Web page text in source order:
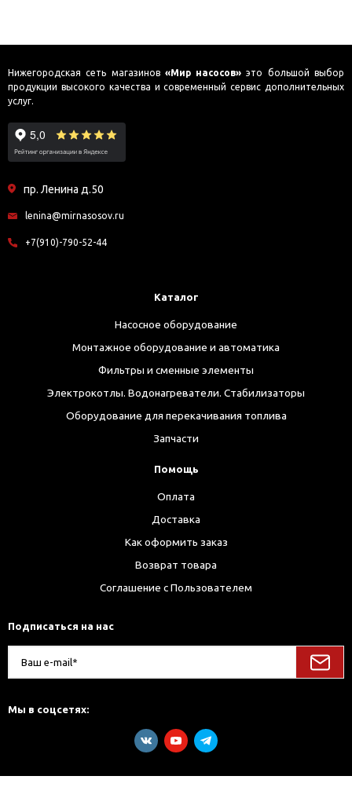
Нижегородская сеть магазинов «Мир насосов» это большой выбор
продукции высокого качества и современный сервис дополнительных
услуг.
пр. Ленина д.50
lenina@mirnasosov.ru
+7(910)-790-52-44
Каталог
Насосное оборудование
Монтажное оборудование и автоматика
Фильтры и сменные элементы
Электрокотлы. Водонагреватели. Стабилизаторы
Оборудование для перекачивания топлива
Запчасти
Помощь
Оплата
Доставка
Как оформить заказ
Возврат товара
Соглашение с Пользователем
Подписаться на нас
Мы в соцсетях: